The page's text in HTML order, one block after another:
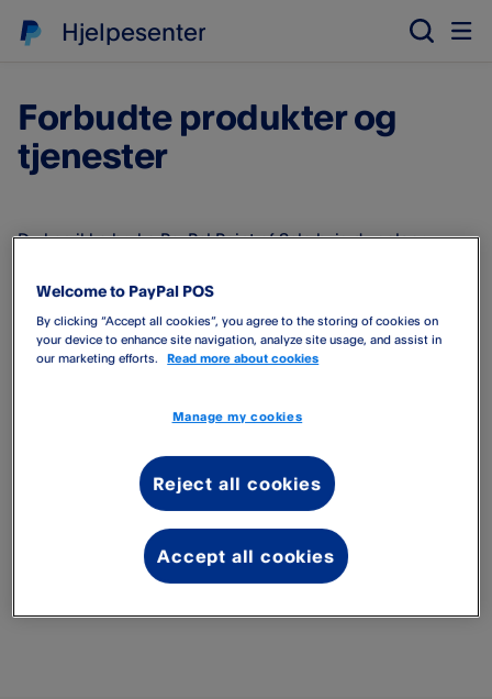
Hjelpesenter
Forbudte produkter og
tjenester
Du kan ikke bruke PayPal Point of Sale hvis du selger
kredittkortselskapet eller bryter lovene i landene der
PayPal Point of Sale opererer.
Se listen overforbudte produkter og tjenester
Denne listen kan oppdateres ofte og uten varsel, siden
er usikker på om virksomheten eller aktiviteten din er
forbudt av PayPal Point of Sale, kontakt oss og vi vil hjelpe
Vilkår og betingelser
for å bruke PayPal
Welcome to PayPal POS
By clicking “Accept all cookies”, you agree to the storing of cookies on
your device to enhance site navigation, analyze site usage, and assist in
our marketing efforts.
Read more about cookies
Manage my cookies
Reject all cookies
Accept all cookies